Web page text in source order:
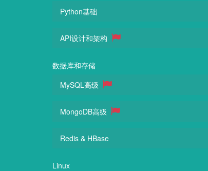
Python基础
API设计和架构
数据库和存储
MySQL高级
MongoDB高级
Redis & HBase
Linux